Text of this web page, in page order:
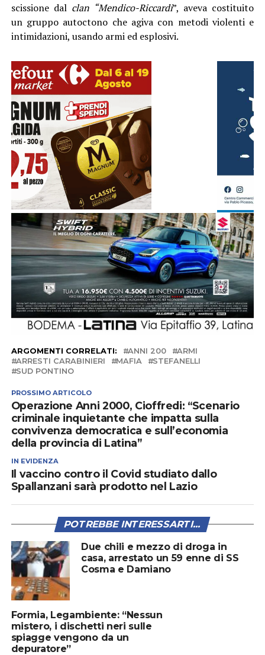
scissione dal clan “Mendico-Riccardi”, aveva costituito
un gruppo autoctono che agiva con metodi violenti e
intimidazioni, usando armi ed esplosivi.
ARGOMENTI CORRELATI: ANNI 200
ARMI
ARRESTI CARABINIERI
MAFIA
STEFANELLI
SUD PONTINO
PROSSIMO ARTICOLO
Operazione Anni 2000, Cioffredi: “Scenario
criminale inquietante che impatta sulla
convivenza democratica e sull’economia
della provincia di Latina”
IN EVIDENZA
Il vaccino contro il Covid studiato dallo
Spallanzani sarà prodotto nel Lazio
POTREBBE INTERESSARTI...
Due chili e mezzo di droga in
casa, arrestato un 59 enne di SS
Cosma e Damiano
Formia, Legambiente: “Nessun
mistero, i dischetti neri sulle
spiagge vengono da un
depuratore”